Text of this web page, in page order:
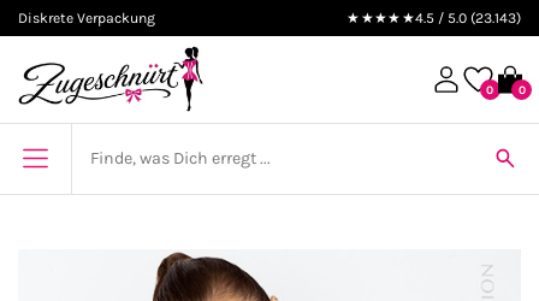
Diskrete Verpackung ★★★★★4.5 / 5.0 (23.143)
0 0